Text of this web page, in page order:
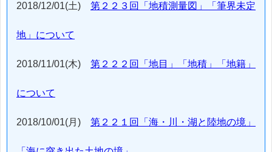
2018/12/01(土) 第２２３回「地積測量図」「筆界未定
地」について
2018/11/01(木) 第２２２回「地目」「地積」「地籍」
について
2018/10/01(月) 第２２１回「海・川・湖と陸地の境」